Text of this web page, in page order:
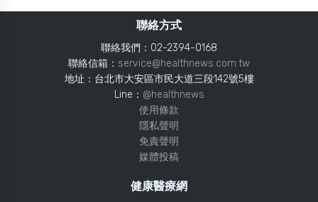
聯絡方式
聯絡我們：02-2394-0168
聯絡信箱： service@healthnews.com.tw
地址：台北市大安區市民大道三段142號5樓
Line： @healthnews
使用條款
隱私聲明
免責聲明
媒體投稿
健康醫療網